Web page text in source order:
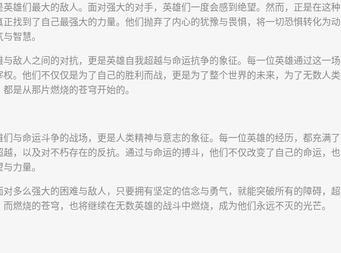
雄们最大的敌人。面对强大的对手，英雄们一度会感到绝望。然而，正是在这种
找到了自己最强大的力量。他们抛弃了内心的犹豫与畏惧，将一切恐惧转化为动
智慧。
敌人之间的对抗，更是英雄自我超越与命运抗争的象征。每一位英雄通过这一场
。他们不仅仅是为了自己的胜利而战，更是为了整个世界的未来，为了无数人类
是从那片燃烧的苍穹开始的。
与命运斗争的战场，更是人类精神与意志的象征。每一位英雄的经历，都充满了
，以及对不朽存在的反抗。通过与命运的搏斗，他们不仅改变了自己的命运，也
力量。
多么强大的困难与敌人，只要拥有坚定的信念与勇气，就能突破所有的障碍，超
燃烧的苍穹，也将继续在无数英雄的战斗中燃烧，成为他们永远不灭的光芒。